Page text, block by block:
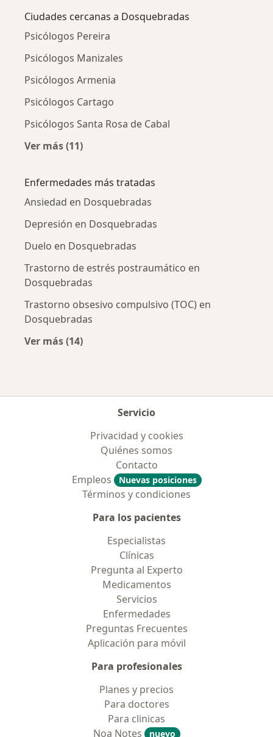
Ciudades cercanas a Dosquebradas
Psicólogos Pereira
Psicólogos Manizales
Psicólogos Armenia
Psicólogos Cartago
Psicólogos Santa Rosa de Cabal
Ver más (11)
Enfermedades más tratadas
Ansiedad en Dosquebradas
Depresión en Dosquebradas
Duelo en Dosquebradas
Trastorno de estrés postraumático en
Dosquebradas
Trastorno obsesivo compulsivo (TOC) en
Dosquebradas
Ver más (14)
Servicio
Privacidad y cookies
Quiénes somos
Contacto
Empleos
Nuevas posiciones
Términos y condiciones
Para los pacientes
Especialistas
Clínicas
Pregunta al Experto
Medicamentos
Servicios
Enfermedades
Preguntas Frecuentes
Aplicación para móvil
Para profesionales
Planes y precios
Para doctores
Para clinicas
Noa Notes
nuevo